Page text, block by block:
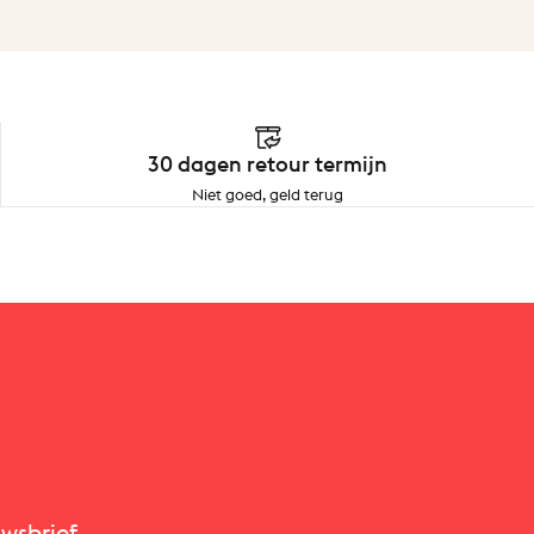
30 dagen retour termijn
Niet goed, geld terug
& Blankets